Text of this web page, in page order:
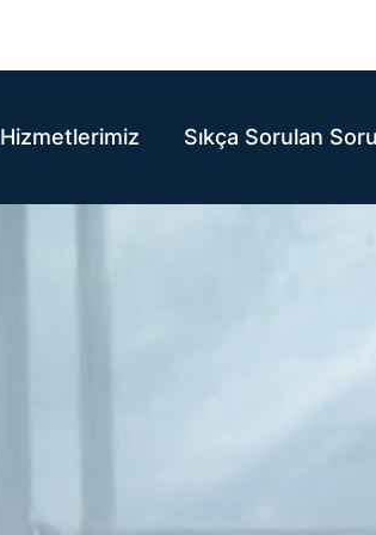
Hizmetlerimiz Sıkça Sorulan